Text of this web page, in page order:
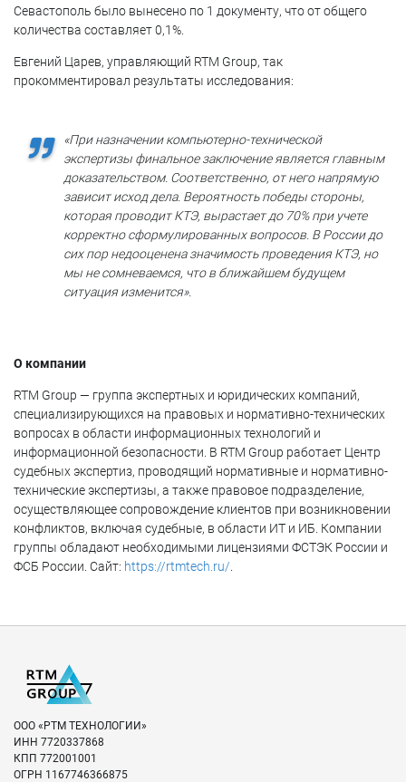
Севастополь было вынесено по 1 документу, что от общего
количества составляет 0,1%.
Евгений Царев, управляющий RTM Group, так
прокомментировал результаты исследования:
«При назначении компьютерно-технической
экспертизы финальное заключение является главным
доказательством. Соответственно, от него напрямую
зависит исход дела. Вероятность победы стороны,
которая проводит КТЭ, вырастает до 70% при учете
корректно сформулированных вопросов. В России до
сих пор недооценена значимость проведения КТЭ, но
мы не сомневаемся, что в ближайшем будущем
ситуация изменится».
О компании
RTM Group — группа экспертных и юридических компаний,
специализирующихся на правовых и нормативно-технических
вопросах в области информационных технологий и
информационной безопасности. В RTM Group работает Центр
судебных экспертиз, проводящий нормативные и нормативно-
технические экспертизы, а также правовое подразделение,
осуществляющее сопровождение клиентов при возникновении
конфликтов, включая судебные, в области ИТ и ИБ. Компании
группы обладают необходимыми лицензиями ФСТЭК России и
ФСБ России. Сайт: https://rtmtech.ru/
ООО «РТМ ТЕХНОЛОГИИ»
ИНН 7720337868
КПП 772001001
ОГРН 1167746366875